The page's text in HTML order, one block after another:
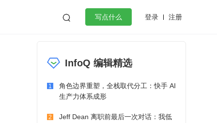
 写点什么 登录 注册
微服务架构 flutter
InfoQ 编辑精选
1
角色边界重塑，全栈取代分工：快手 AI
生产力体系成形
2
Jeff Dean 离职前最后一次对话：我低